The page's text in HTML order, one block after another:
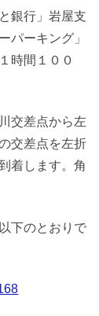
銀行」岩屋支
パーキング」
時間１００
交差点から左
交差点を左折
着します。角
下のとおりで